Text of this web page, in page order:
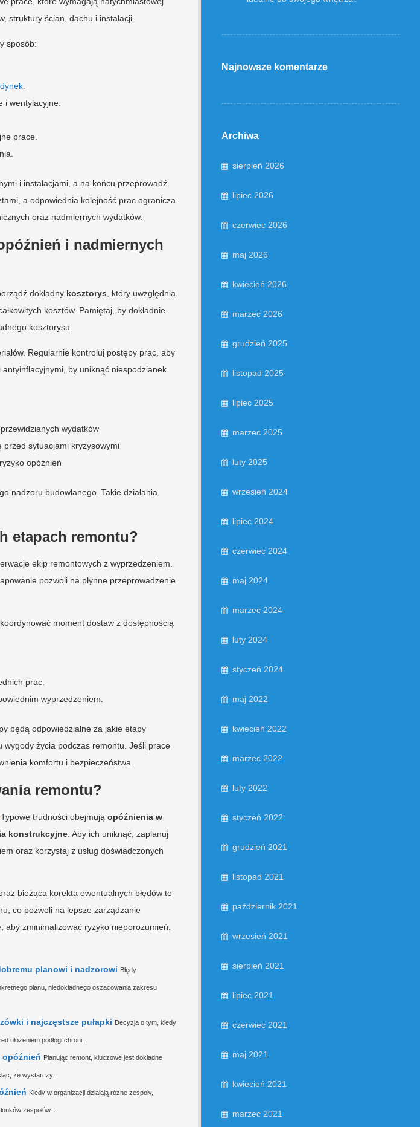
struktury ścian, dachu i instalacji.
sposób:
.
i wentylacyjne.
prace.
i instalacjami, a na końcu przeprowadź
a odpowiednia kolejność prac ogranicza
oraz nadmiernych wydatków.
i nadmiernych
dokładny kosztorys, który uwzględnia
kosztów. Pamiętaj, by dokładnie
kosztorysu.
Regularnie kontroluj postępy prac, aby
by uniknąć niespodzianek
wydatków
przed sytuacjami kryzysowymi
opóźnień
nadzoru budowlanego. Takie działania
etapach remontu?
ekip remontowych z wyprzedzeniem.
pozwoli na płynne przeprowadzenie
moment dostaw z dostępnością
prac.
wyprzedzeniem.
będą odpowiedzialne za jakie etapy
wygody życia podczas remontu. Jeśli prace
komfortu i bezpieczeństwa.
remontu?
trudności obejmują opóźnienia w
konstrukcyjne. Aby ich uniknąć, zaplanuj
oraz korzystaj z usług doświadczonych
bieżąca korekta ewentualnych błędów to
co pozwoli na lepsze zarządzanie
aby zminimalizować ryzyko nieporozumień.
planowi i nadzorowi Błędy
planu, niedokładnego oszacowania zakresu
i najczęstsze pułapki Decyzja o tym, kiedy
ułożeniem podłogi chroni...
opóźnień Planując remont, kluczowe jest dokładne
że wystarczy...
Kiedy w organizacji działają różne zespoły,
zespołów...
Najnowsze komentarze
Archiwa
sierpień 2026
lipiec 2026
czerwiec 2026
maj 2026
kwiecień 2026
marzec 2026
grudzień 2025
listopad 2025
lipiec 2025
marzec 2025
luty 2025
wrzesień 2024
lipiec 2024
czerwiec 2024
maj 2024
marzec 2024
luty 2024
styczeń 2024
maj 2022
kwiecień 2022
marzec 2022
luty 2022
styczeń 2022
grudzień 2021
listopad 2021
październik 2021
wrzesień 2021
sierpień 2021
lipiec 2021
czerwiec 2021
maj 2021
kwiecień 2021
marzec 2021